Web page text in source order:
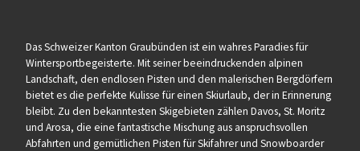
Das Schweizer Kanton Graubünden ist ein wahres Paradies für
Wintersportbegeisterte. Mit seiner beeindruckenden alpinen
Landschaft, den endlosen Pisten und den malerischen Bergdörfern
bietet es die perfekte Kulisse für einen Skiurlaub, der in Erinnerung
bleibt. Zu den bekanntesten Skigebieten zählen Davos, St. Moritz
und Arosa, die eine fantastische Mischung aus anspruchsvollen
Abfahrten und gemütlichen Pisten für Skifahrer und Snowboarder